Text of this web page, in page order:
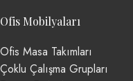
Ofis Mobilyaları
Ofis Masa Takımları
Çoklu Çalışma Grupları